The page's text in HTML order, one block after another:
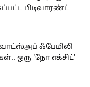
பிடிவாரண்ட்
வாட்ஸ்அப் ஃபேமிலி
ஒரு 'நோ எக்சிட்'